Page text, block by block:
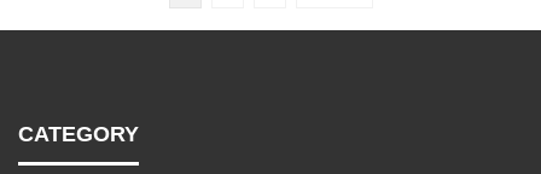
CATEGORY